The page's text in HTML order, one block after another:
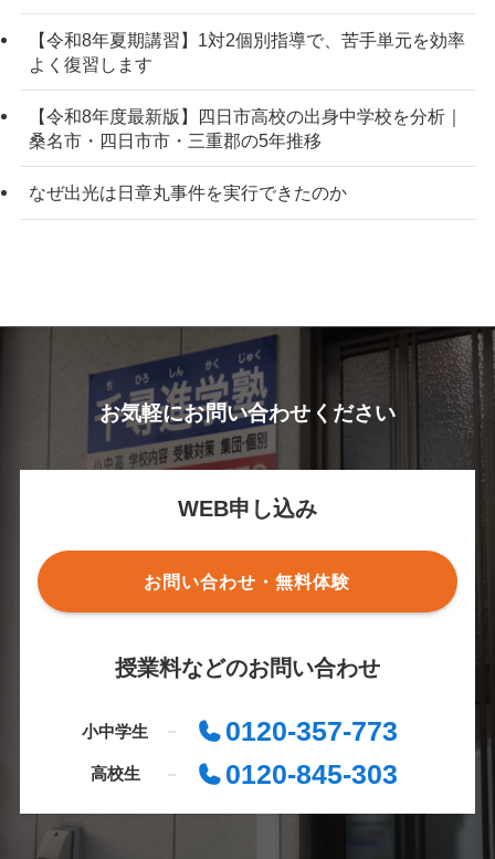
【令和8年夏期講習】1対2個別指導で、苦手単元を効率
よく復習します
【令和8年度最新版】四日市高校の出身中学校を分析｜
桑名市・四日市市・三重郡の5年推移
なぜ出光は日章丸事件を実行できたのか
お気軽にお問い合わせください
WEB申し込み
お問い合わせ・無料体験
授業料などのお問い合わせ
小中学生 0120-357-773
高校生 0120-845-303